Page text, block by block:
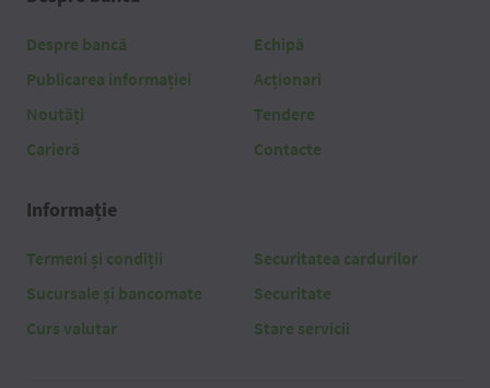
Despre bancă
Publicarea informației
Noutăți
Carieră
Echipă
Acționari
Tendere
Contacte
Informație
Termeni și condiții
Sucursale și bancomate
Curs valutar
Securitatea cardurilor
Securitate
Stare servicii